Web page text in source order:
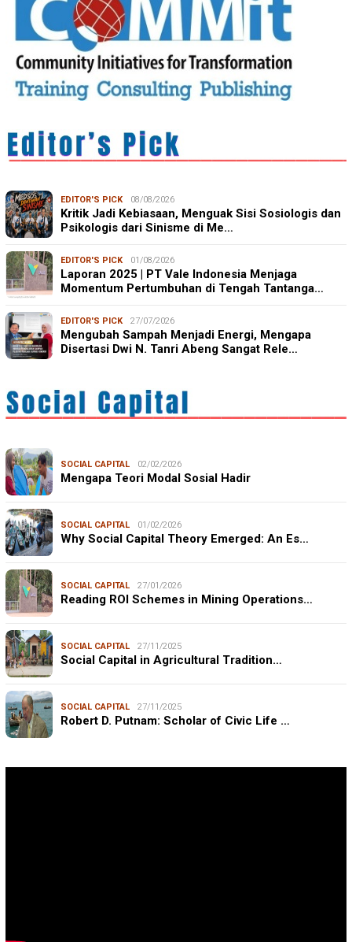
EDITOR'S PICK 08/08/2026
Kritik Jadi Kebiasaan, Menguak Sisi Sosiologis dan
Psikologis dari Sinisme di Me…
EDITOR'S PICK 01/08/2026
Laporan 2025 | PT Vale Indonesia Menjaga
Momentum Pertumbuhan di Tengah Tantanga…
EDITOR'S PICK 27/07/2026
Mengubah Sampah Menjadi Energi, Mengapa
Disertasi Dwi N. Tanri Abeng Sangat Rele…
SOCIAL CAPITAL 02/02/2026
Mengapa Teori Modal Sosial Hadir
SOCIAL CAPITAL 01/02/2026
Why Social Capital Theory Emerged: An Es…
SOCIAL CAPITAL 27/01/2026
Reading ROI Schemes in Mining Operations…
SOCIAL CAPITAL 27/11/2025
Social Capital in Agricultural Tradition…
SOCIAL CAPITAL 27/11/2025
Robert D. Putnam: Scholar of Civic Life …